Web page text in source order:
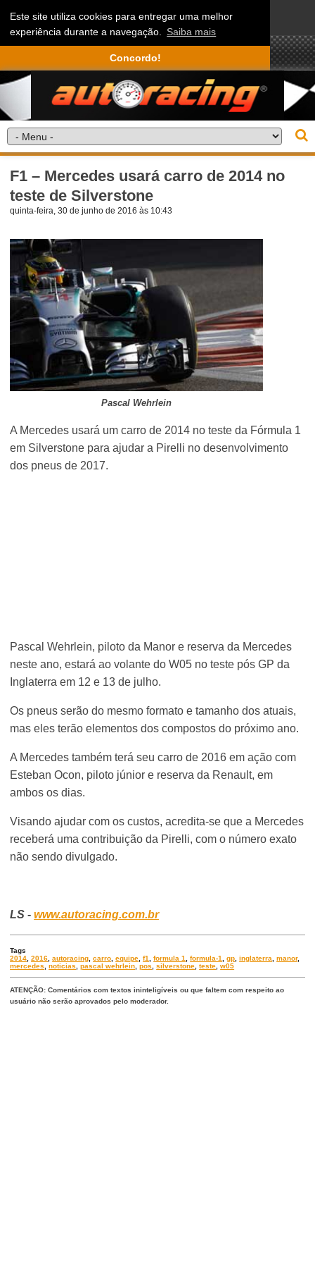
Este site utiliza cookies para entregar uma melhor
experiência durante a navegação. Saiba mais
Concordo!
F1 – Mercedes usará carro de 2014 no
teste de Silverstone
quinta-feira, 30 de junho de 2016 às 10:43
Pascal Wehrlein
A Mercedes usará um carro de 2014 no teste da Fórmula 1
em Silverstone para ajudar a Pirelli no desenvolvimento
dos pneus de 2017.
Pascal Wehrlein, piloto da Manor e reserva da Mercedes
neste ano, estará ao volante do W05 no teste pós GP da
Inglaterra em 12 e 13 de julho.
Os pneus serão do mesmo formato e tamanho dos atuais,
mas eles terão elementos dos compostos do próximo ano.
A Mercedes também terá seu carro de 2016 em ação com
Esteban Ocon, piloto júnior e reserva da Renault, em
ambos os dias.
Visando ajudar com os custos, acredita-se que a Mercedes
receberá uma contribuição da Pirelli, com o número exato
não sendo divulgado.
LS -www.autoracing.com.br
Tags
2014 ,2016 ,autoracing ,carro ,equipe ,f1 ,formula 1 ,formula-1 ,gp ,inglaterra ,manor,
mercedes
,noticias ,pascal wehrlein ,pos ,silverstone ,teste ,w05
ATENÇÃO: Comentários com textos ininteligíveis ou que faltem com respeito ao
usuário não serão aprovados pelo moderador.